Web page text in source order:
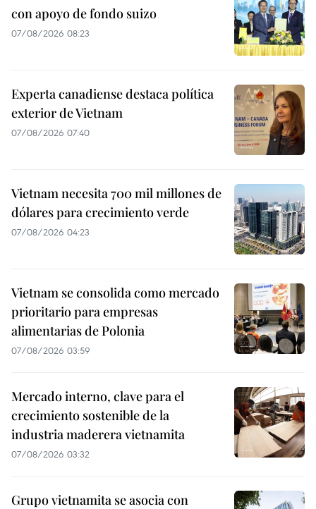
con apoyo de fondo suizo
07/08/2026 08:23
Experta canadiense destaca política
exterior de Vietnam
07/08/2026 07:40
Vietnam necesita 700 mil millones de
dólares para crecimiento verde
07/08/2026 04:23
Vietnam se consolida como mercado
prioritario para empresas
alimentarias de Polonia
07/08/2026 03:59
Mercado interno, clave para el
crecimiento sostenible de la
industria maderera vietnamita
07/08/2026 03:32
Grupo vietnamita se asocia con